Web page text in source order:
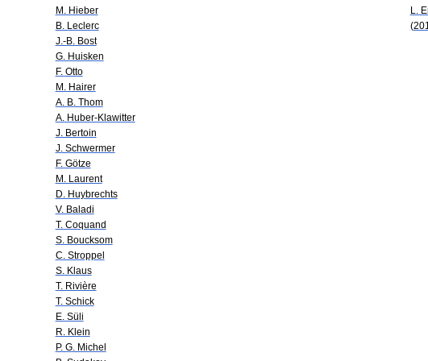
M. Hieber
B. Leclerc
J.-B. Bost
G. Huisken
F. Otto
M. Hairer
A. B. Thom
A. Huber-Klawitter
J. Bertoin
J. Schwermer
F. Götze
M. Laurent
D. Huybrechts
V. Baladi
T. Coquand
S. Boucksom
C. Stroppel
S. Klaus
T. Rivière
T. Schick
E. Süli
R. Klein
P. G. Michel
L.